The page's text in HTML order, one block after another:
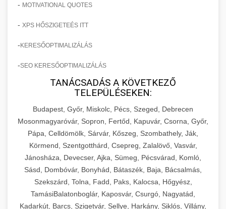
- MOTIVATIONAL QUOTES
- XPS HŐSZIGETEÉS ITT
- KERESŐOPTIMALIZÁLÁS
-SEO KERESŐOPTIMALIZÁLÁS
TANÁCSADÁS A KÖVETKEZŐ
TELEPÜLÉSEKEN:
Budapest, Győr, Miskolc, Pécs, Szeged, Debrecen
Mosonmagyaróvár, Sopron, Fertőd, Kapuvár, Csorna, Győr,
Pápa, Celldömölk, Sárvár, Kőszeg, Szombathely, Ják,
Körmend, Szentgotthárd, Csepreg, Zalalövő, Vasvár,
Jánosháza, Devecser, Ajka, Sümeg, Pécsvárad, Komló,
Sásd, Dombóvár, Bonyhád, Bátaszék, Baja, Bácsalmás,
Szekszárd, Tolna, Fadd, Paks, Kalocsa, Hőgyész,
TamásiBalatonboglár, Kaposvár, Csurgó, Nagyatád,
Kadarkút, Barcs, Szigetvár, Sellye, Harkány, Siklós, Villány,